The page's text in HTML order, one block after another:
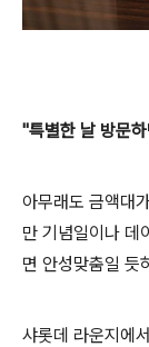
"특별한 날 방문
아무래도 금액대
만 기념일이나 데
면 안성맞춤일 듯
샤롯데 라운지에